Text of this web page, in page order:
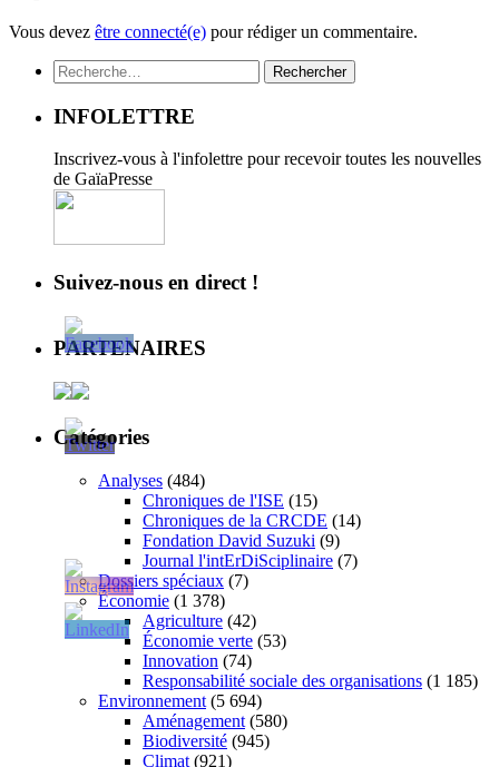
Vous devez être connecté(e) pour rédiger un commentaire.
Rechercher :
INFOLETTRE
Inscrivez-vous à l'infolettre pour recevoir toutes les nouvelles
de GaïaPresse
Suivez-nous en direct !
PARTENAIRES
Catégories
Analyses (484)
Chroniques de l'ISE (15)
Chroniques de la CRCDE (14)
Fondation David Suzuki (9)
Journal l'intErDiSciplinaire (7)
Dossiers spéciaux (7)
Économie (1 378)
Agriculture (42)
Économie verte (53)
Innovation (74)
Responsabilité sociale des organisations (1 185)
Environnement (5 694)
Aménagement (580)
Biodiversité (945)
Climat (921)